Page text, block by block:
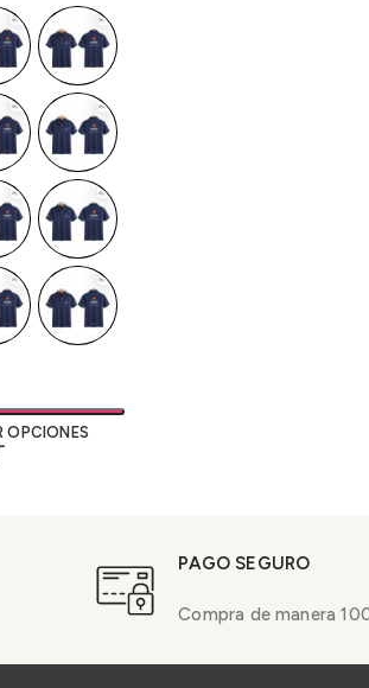
OPCIONES
PAGO SEGURO
Compra de manera